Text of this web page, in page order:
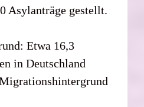
Asylanträge gestellt.
Etwa 16,3
in Deutschland